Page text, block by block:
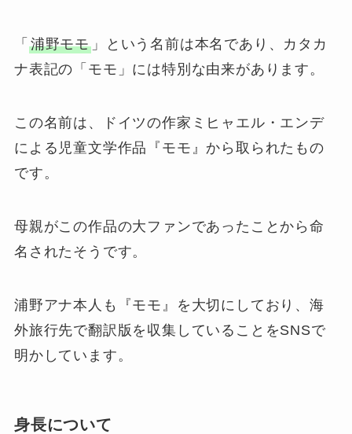
「 浦野モモ」という名前は本名であり、カタカ
ナ表記の「モモ」には特別な由来があります。
この名前は、ドイツの作家ミヒャエル・エンデ
による児童文学作品『モモ』から取られたもの
です。
母親がこの作品の大ファンであったことから命
名されたそうです。
浦野アナ本人も『モモ』を大切にしており、海
外旅行先で翻訳版を収集していることをSNSで
明かしています。
身長について